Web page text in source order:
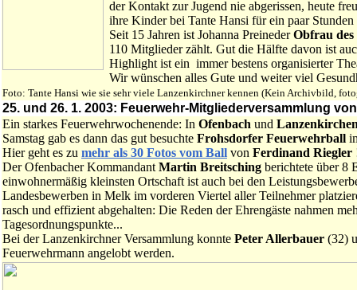
der Kontakt zur Jugend nie abgerissen, heute
ihre Kinder bei Tante Hansi für ein paar Stunden
Seit 15 Jahren ist Johanna PreinederObfrau
110 Mitglieder zählt. Gut die Hälfte davon ist
Highlight ist ein immer bestens organisierter
Wir wünschen alles Gute und weiter viel
Foto: Tante Hansi wie sie sehr viele Lanzenkirchner kennen (Kein Archivbild,
25. und 26. 1. 2003: Feuerwehr-Mitgliederversammlung
Ein starkes Feuerwehrwochenende: In Ofenbach und
Samstag gab es dann das gut besuchte Frohsdorfer Feuerwehrball
Hier geht es zu mehr als 30 Fotos vom Ball von Ferdinand Riegler
Der Ofenbacher Kommandant Martin Breitsching berichtete über 8
einwohnermäßig kleinsten Ortschaft ist auch bei den
Landesbewerben in Melk im vorderen Viertel aller Teilnehmer
rasch und effizient abgehalten: Die Reden der Ehrengäste nahmen
Tagesordnungspunkte...
Bei der Lanzenkirchner Versammlung konnte Peter Allerbauer (32)
Feuerwehrmann angelobt werden.